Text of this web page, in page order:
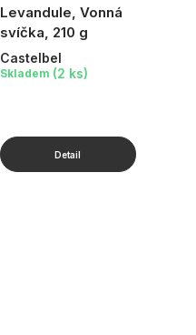
Levandule, Vonná
svíčka, 210 g
Castelbel
Skladem (2 ks)